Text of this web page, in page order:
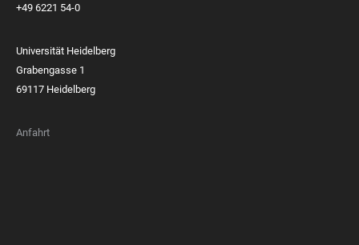
+49 6221 54-0
Universität Heidelberg
Grabengasse 1
69117 Heidelberg
Anfahrt